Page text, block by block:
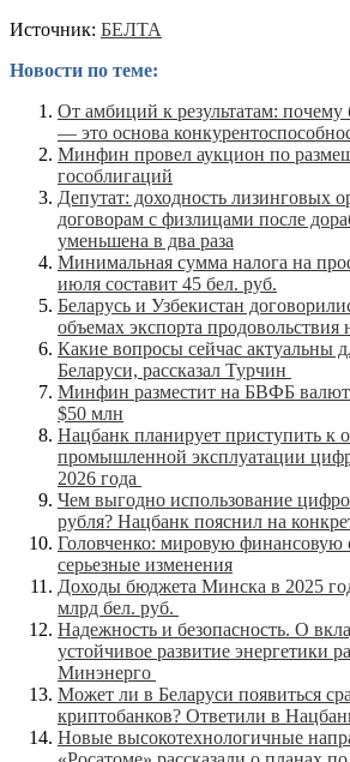
Источник: БЕЛТА
Новости по теме:
От амбиций к результатам: почему
— это основа
Минфин провел аукцион по
гособлигаций
Депутат: доходность лизинговых
договорам с физлицами после
уменьшена в два раза
Минимальная сумма налога на
июля составит 45 бел. руб.
Беларусь и Узбекистан
объемах экспорта продовольствия
Какие вопросы сейчас актуальны
Беларуси, рассказал Турчин
Минфин разместит на БВФБ
$50 млн
Нацбанк планирует приступить к
промышленной эксплуатации
2026 года
Чем выгодно использование
рубля? Нацбанк пояснил на
Головченко: мировую финансовую
серьезные изменения
Доходы бюджета Минска в 2025
млрд бел. руб.
Надежность и безопасность. О
устойчивое развитие энергетики
Минэнерго
Может ли в Беларуси появиться
криптобанков? Ответили в
Новые высокотехнологичные